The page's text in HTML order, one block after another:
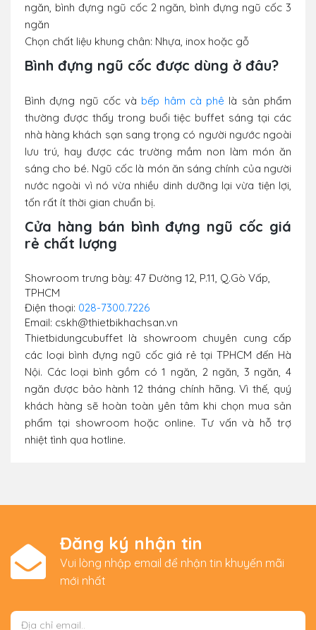
ngăn, bình đựng ngũ cốc 2 ngăn, bình đựng ngũ cốc 3
ngăn
Chọn chất liệu khung chân: Nhựa, inox hoặc gỗ
Bình đựng ngũ cốc được dùng ở đâu?
Bình đựng ngũ cốc và bếp hâm cà phê là sản phẩm
thường được thấy trong buổi tiệc buffet sáng tại các
nhà hàng khách sạn sang trọng có người ngước ngoài
lưu trú, hay được các trường mầm non làm món ăn
sáng cho bé. Ngũ cốc là món ăn sáng chính của người
nước ngoài vì nó vừa nhiều dinh dưỡng lại vừa tiện lợi,
tốn rất ít thời gian chuẩn bị.
Cửa hàng bán bình đựng ngũ cốc giá
rẻ chất lượng
Showroom trưng bày: 47 Đường 12, P.11, Q.Gò Vấp,
TPHCM
Điện thoại: 028-7300.7226
Email: cskh@thietbikhachsan.vn
Thietbidungcubuffet là showroom chuyên cung cấp
các loại bình đựng ngũ cốc giá rẻ tại TPHCM đến Hà
Nội. Các loại bình gồm có 1 ngăn, 2 ngăn, 3 ngăn, 4
ngăn được bảo hành 12 tháng chính hãng. Vì thế, quý
khách hàng sẽ hoàn toàn yên tâm khi chọn mua sản
phẩm tại showroom hoặc online. Tư vấn và hỗ trợ
nhiệt tình qua hotline.
Đăng ký nhận tin
Vui lòng nhập email để nhận tin khuyến mãi
mới nhất